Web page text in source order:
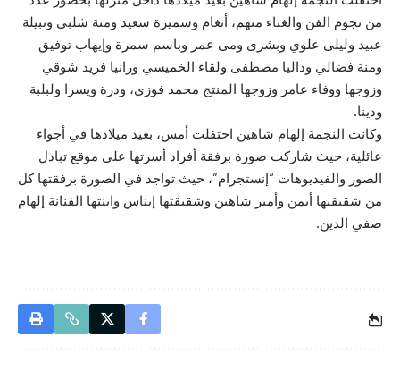
من نجوم الفن والغناء منهم، أنغام وسميرة سعيد ومنة شلبي ونبيلة
عبيد وليلى علوي وبشرى ومى عمر وباسم سمرة وإيهاب توفيق
ومنة فضالي وداليا مصطفى ولقاء الخميسي ورانيا فريد شوقي
وزوجها ووفاء عامر وزوجها المنتج محمد فوزي، ودرة ويسرا ولبلبة
ودينا.
وكانت النجمة إلهام شاهين احتفلت أمس، بعيد ميلادها في أجواء
عائلية، حيث شاركت صورة برفقة أفراد أسرتها على موقع تبادل
الصور والفيديوهات “إنستجرام”، حيث تواجد في الصورة برفقتها كل
من شقيقيها أيمن وأمير شاهين وشقيقتها إيناس وابنتها الفنانة إلهام
صفي الدين.